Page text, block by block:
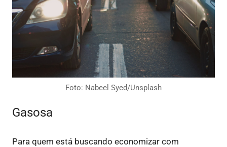
Foto: Nabeel Syed/Unsplash
Gasosa
Para quem está buscando economizar com